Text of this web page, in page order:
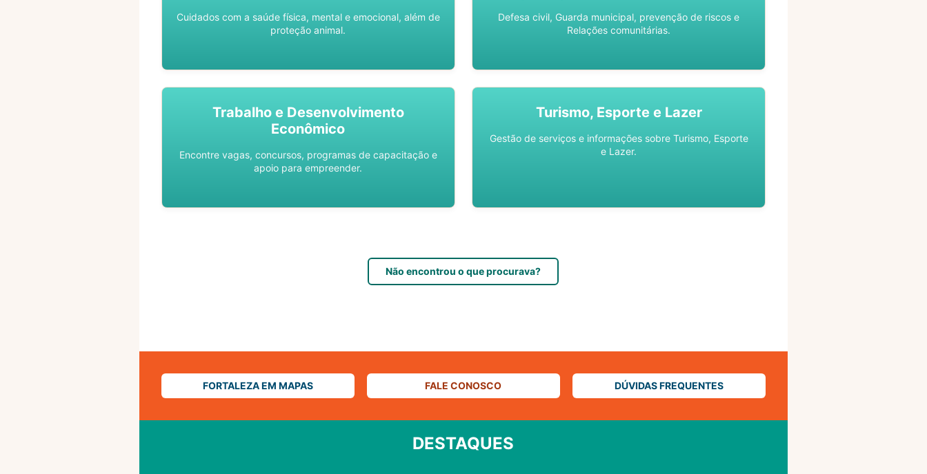
Cuidados com a saúde física, mental e emocional, além de
proteção animal.
Defesa civil, Guarda municipal, prevenção de riscos e
Relações comunitárias.
Trabalho e Desenvolvimento
Econômico
Encontre vagas, concursos, programas de capacitação e
apoio para empreender.
Turismo, Esporte e Lazer
Gestão de serviços e informações sobre Turismo, Esporte
e Lazer.
Não encontrou o que procurava?
FORTALEZA EM MAPAS FALE CONOSCO DÚVIDAS FREQUENTES
DESTAQUES